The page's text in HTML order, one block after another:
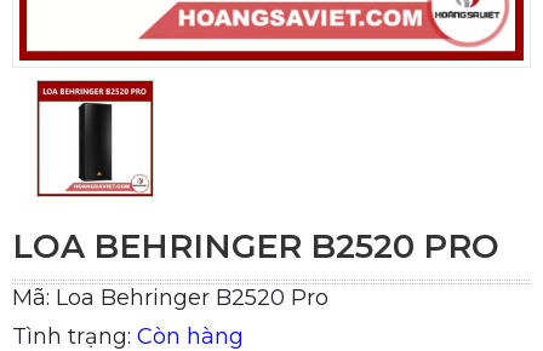
LOA BEHRINGER B2520 PRO
Mã: Loa Behringer B2520 Pro
Tình trạng: Còn hàng